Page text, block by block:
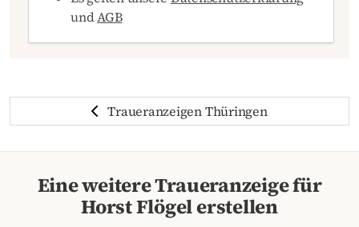
undAGB
Traueranzeigen Thüringen
Eine weitere Traueranzeige für
Horst Flögel erstellen